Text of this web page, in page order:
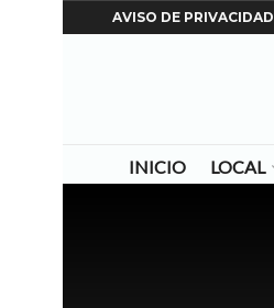
AVISO DE PRIVACIDAD
INICIO LOCAL